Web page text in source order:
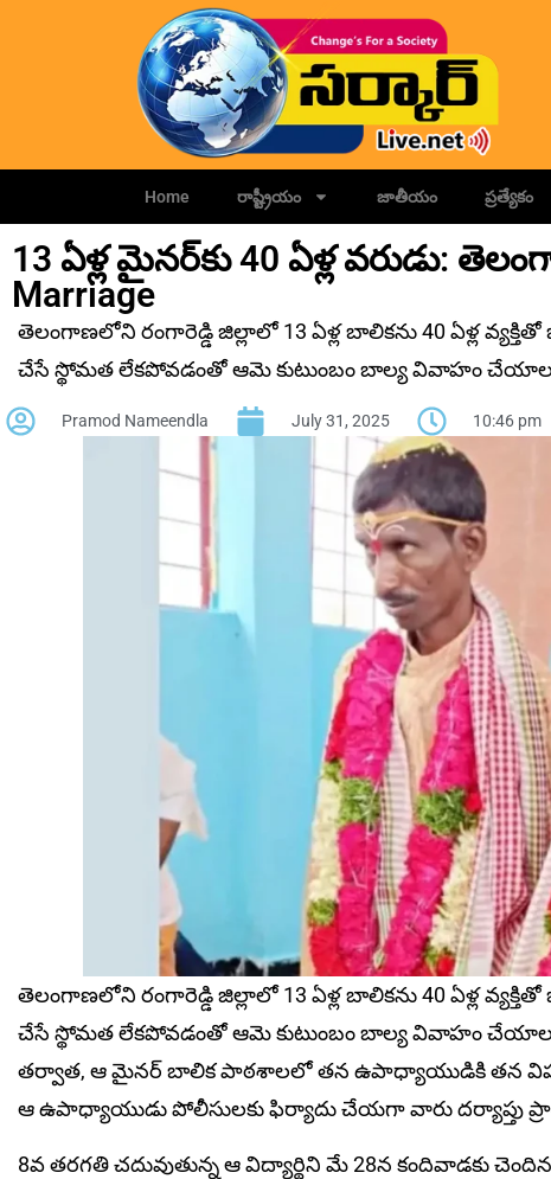
Home రాష్ట్రీయం జాతీయం ప్రత్యేకం
13 ఏళ్ల మైనర్‌కు 40 ఏళ్ల వరుడు:
Marriage
తెలంగాణలోని రంగారెడ్డి జిల్లాలో 13 ఏళ్ల బాలికను 40 ఏళ్ల
చేసే స్థోమ‌త లేక‌పోవ‌డంతో ఆమె కుటుంబం బాల్య వివాహం
Pramod Nameendla July 31, 2025 10:46 pm
తెలంగాణలోని రంగారెడ్డి జిల్లాలో 13 ఏళ్ల బాలికను 40 ఏళ్ల
చేసే స్థోమ‌త లేక‌పోవ‌డంతో ఆమె కుటుంబం బాల్య వివాహం
తర్వాత, ఆ మైనర్ బాలిక పాఠశాలలో తన ఉపాధ్యాయుడికి తన
ఆ ఉపాధ్యాయుడు పోలీసుల‌కు ఫిర్యాదు చేయ‌గా వారు దర్యాప్తు
8వ తరగతి చదువుతున్న ఆ విద్యార్థిని మే 28న కందివాడకు